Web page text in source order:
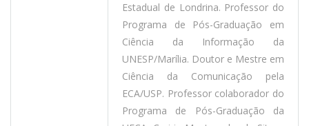
Estadual de Londrina. Professor do
Programa de Pós-Graduação em
Ciência da Informação da
UNESP/Marília. Doutor e Mestre em
Ciência da Comunicação pela
ECA/USP. Professor colaborador do
Programa de Pós-Graduação da